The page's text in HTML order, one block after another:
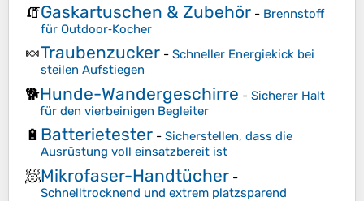
🧯Gaskartuschen & Zubehör - Brennstoff
für Outdoor‑Kocher
🍬Traubenzucker - Schneller Energiekick bei
steilen Aufstiegen
🐕Hunde-Wandergeschirre - Sicherer Halt
für den vierbeinigen Begleiter
🔋 Batterietester - Sicherstellen, dass die
Ausrüstung voll einsatzbereit ist
🧖Mikrofaser-Handtücher -
Schnelltrocknend und extrem platzsparend